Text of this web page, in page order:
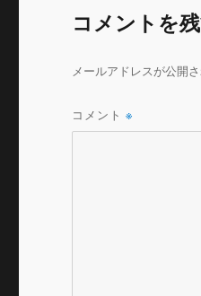
コメントを
メールアドレスが公開
コメント※